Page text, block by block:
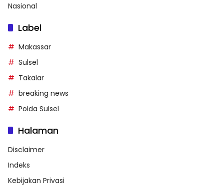
Nasional
Label
Makassar
Sulsel
Takalar
breaking news
Polda Sulsel
Halaman
Disclaimer
Indeks
Kebijakan Privasi